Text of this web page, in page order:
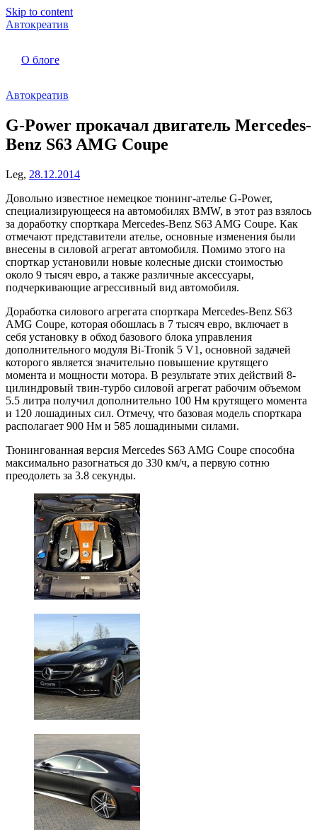
Skip to content
Автокреатив
О блоге
Автокреатив
G-Power прокачал двигатель Mercedes-
Benz S63 AMG Coupe
Leg, 28.12.2014
Довольно известное немецкое тюнинг-ателье G-Power,
специализирующееся на автомобилях BMW, в этот раз взялось
за доработку спорткара Mercedes-Benz S63 AMG Coupe. Как
отмечают представители ателье, основные изменения были
внесены в силовой агрегат автомобиля. Помимо этого на
спорткар установили новые колесные диски стоимостью
около 9 тысяч евро, а также различные аксессуары,
подчеркивающие агрессивный вид автомобиля.
Доработка силового агрегата спорткара Mercedes-Benz S63
AMG Coupe, которая обошлась в 7 тысяч евро, включает в
себя установку в обход базового блока управления
дополнительного модуля Bi-Tronik 5 V1, основной задачей
которого является значительно повышение крутящего
момента и мощности мотора. В результате этих действий 8-
цилиндровый твин-турбо силовой агрегат рабочим объемом
5.5 литра получил дополнительно 100 Нм крутящего момента
и 120 лошадиных сил. Отмечу, что базовая модель спорткара
располагает 900 Нм и 585 лошадиными силами.
Тюнингованная версия Mercedes S63 AMG Coupe способна
максимально разогнаться до 330 км/ч, а первую сотню
преодолеть за 3.8 секунды.